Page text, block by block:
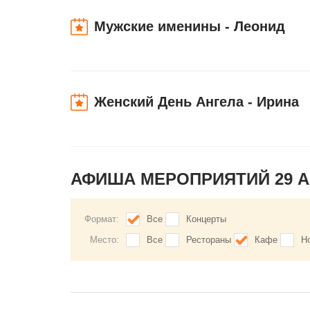
Мужские именины - Леонид
Женский День Ангела - Ирина
АФИША МЕРОПРИЯТИЙ 29
Формат: Все
Концерты
Место:
Все Рестораны Кафе